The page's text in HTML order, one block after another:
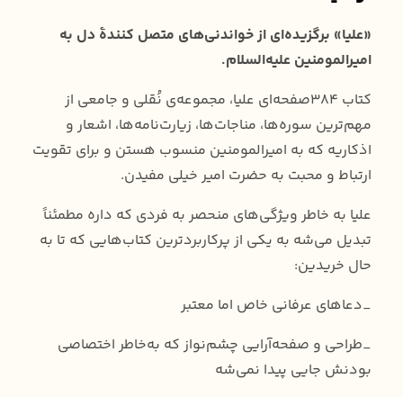
«علیا» برگزیده‌ای از خواندنی‌های متصل کنندهٔ دل به
امیرالمومنین علیه‌السلام.
کتاب ۳۸۴صفحه‌ای علیا، مجموعه‌‌ی نُقلی و جامعی از
مهم‌ترین سوره‌ها، مناجات‌ها، زیارت‌نامه‌ها، اشعار و
اذکاریه که به امیرالمومنین منسوب هستن و برای تقویت
ارتباط و محبت به حضرت امیر خیلی مفیدن.
علیا به خاطر ویژگی‌های منحصر به فردی که داره مطمئناً
تبدیل می‌‌شه به یکی از پرکاربردترین کتاب‌هایی که تا به
حال خریدین:
_دعاهای عرفانی خاص اما معتبر
_طراحی و صفحه‌آرایی چشم‌نواز که به‌خاطر اختصاصی
بودنش جایی پیدا نمی‌‌شه